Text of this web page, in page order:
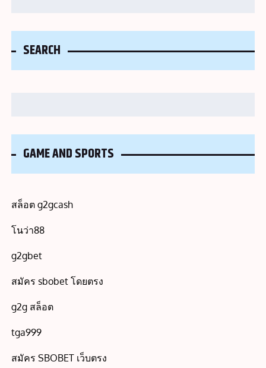
SEARCH
GAME AND SPORTS
สล็อต g2gcash
โนว่า88
g2gbet
สมัคร sbobet โดยตรง
g2g สล็อต
tga999
สมัคร SBOBET เว็บตรง